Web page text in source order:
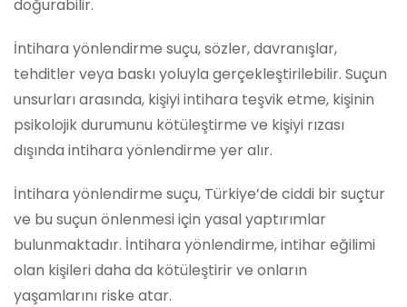
doğurabilir.
İntihara yönlendirme suçu, sözler, davranışlar,
tehditler veya baskı yoluyla gerçekleştirilebilir. Suçun
unsurları arasında, kişiyi intihara teşvik etme, kişinin
psikolojik durumunu kötüleştirme ve kişiyi rızası
dışında intihara yönlendirme yer alır.
İntihara yönlendirme suçu, Türkiye’de ciddi bir suçtur
ve bu suçun önlenmesi için yasal yaptırımlar
bulunmaktadır. İntihara yönlendirme, intihar eğilimi
olan kişileri daha da kötüleştirir ve onların
yaşamlarını riske atar.